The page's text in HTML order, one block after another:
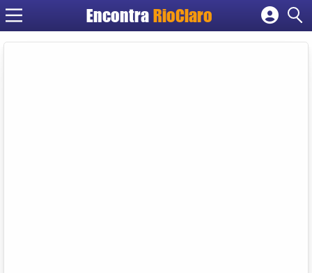
Encontra RioClaro
Cadastrar empresa